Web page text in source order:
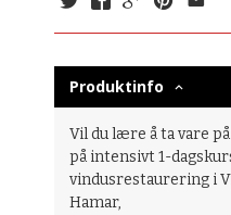
Produktinfo
Vil du lære å ta vare
på intensivt 1-
vindusrestaurering i
Hamar,